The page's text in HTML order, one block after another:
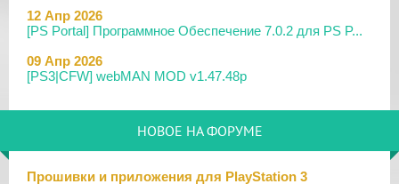
12 Апр 2026
[PS Portal] Программное Обеспечение 7.0.2 для PS P...
09 Апр 2026
[PS3|CFW] webMAN MOD v1.47.48p
19 Мар 2026
НОВОЕ НА ФОРУМЕ
Прошивки и приложения для PlayStation 3